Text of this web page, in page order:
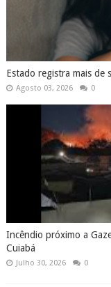
Estado registra mais de
Agosto 03, 2026 0
Incêndio próximo a
Cuiabá
Julho 30, 2026 0